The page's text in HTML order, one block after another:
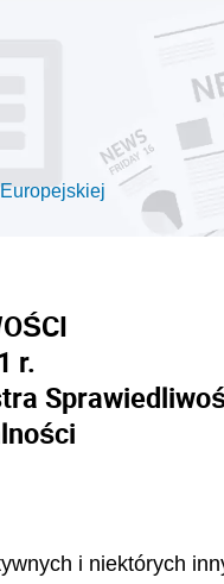
r.
i niektórych